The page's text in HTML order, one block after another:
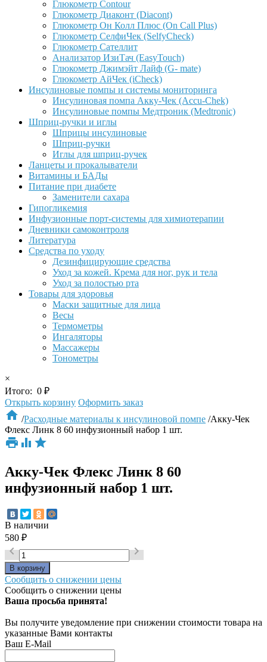
Глюкометр Contour
Глюкометр Диаконт (Diacont)
Глюкометр Он Колл Плюс (On Call Plus)
Глюкометр СелфиЧек (SelfyCheck)
Глюкометр Сателлит
Анализатор ИзиТач (EasyTouch)
Глюкометр Джимэйт Лайф (G- mate)
Глюкометр АйЧек (iCheck)
Инсулиновые помпы и системы мониторинга
Инсулиновая помпа Акку-Чек (Accu-Chek)
Инсулиновые помпы Медтроник (Medtronic)
Шприц-ручки и иглы
Шприцы инсулиновые
Шприц-ручки
Иглы для шприц-ручек
Ланцеты и прокалыватели
Витамины и БАДы
Питание при диабете
Заменители сахара
Гипогликемия
Инфузионные порт-системы для химиотерапии
Дневники самоконтроля
Литература
Средства по уходу
Дезинфицирующие средства
Уход за кожей. Крема для ног, рук и тела
Уход за полостью рта
Товары для здоровья
Маски защитные для лица
Весы
Термометры
Ингаляторы
Массажеры
Тонометры
×
Итого: 0 ₽
Открыть корзину Оформить заказ
 /Расходные материалы к инсулиновой помпе /Акку-Чек
Флекс Линк 8 60 инфузионный набор 1 шт.
  
Акку-Чек Флекс Линк 8 60
инфузионный набор 1 шт.
В наличии
580 ₽
 
Сообщить о снижении цены
Сообщить о снижении цены
Ваша просьба принята!
Вы получите уведомление при снижении стоимости товара на
указанные Вами контакты
Ваш E-Mail